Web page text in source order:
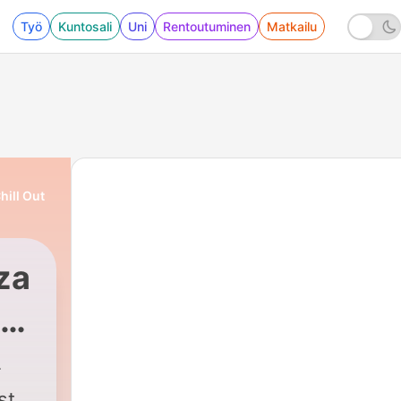
Työ Kuntosali Uni Rentoutuminen Matkailu
Out